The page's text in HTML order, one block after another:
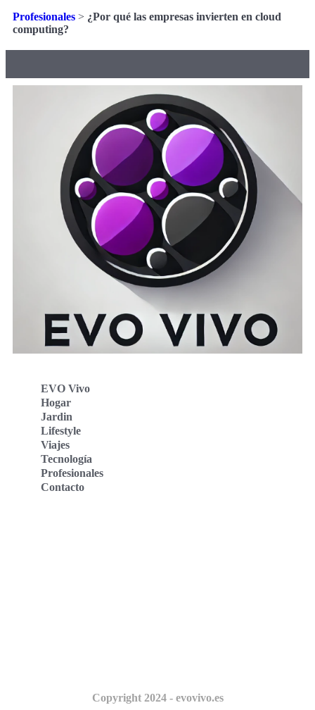
Profesionales > ¿Por qué las empresas invierten en cloud
computing?
EVO Vivo
Hogar
Jardin
Lifestyle
Viajes
Tecnología
Profesionales
Contacto
Copyright 2024 - evovivo.es